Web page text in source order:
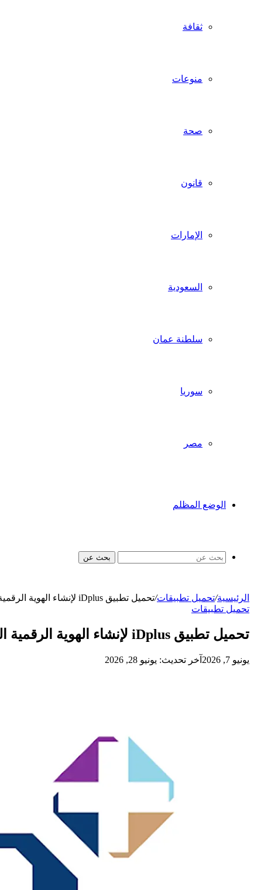
ثقافة
منوعات
صحة
قانون
الإمارات
السعودية
سلطنة عمان
سوريا
مصر
الوضع المظلم
بحث عن
الرئيسية/تحميل تطبيقات/تحميل تطبيق iDplus لإنشاء الهوية الرقمية المالية في فلسطين
تحميل تطبيقات
تحميل تطبيق iDplus لإنشاء الهوية الرقمية المالية في فلسطين
يونيو 7, 2026 آخر تحديث: يونيو 28, 2026